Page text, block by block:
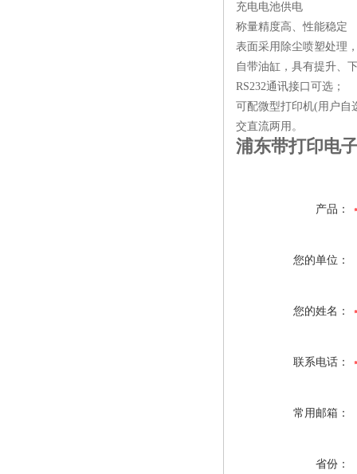
充电电池供电
称量精度高、性能稳定
表面采用除尘喷塑处理
自带油缸，具有提升、
RS232通讯接口可选；
可配微型打印机(用户自
交直流两用。
浦东带打印电
产品：
您的单位：
您的姓名：
联系电话：
常用邮箱：
省份：